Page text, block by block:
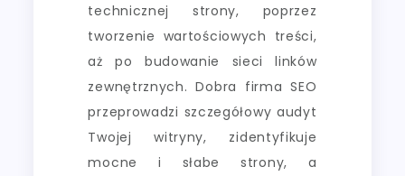
technicznej strony, poprzez
tworzenie wartościowych treści,
aż po budowanie sieci linków
zewnętrznych. Dobra firma SEO
przeprowadzi szczegółowy audyt
Twojej witryny, zidentyfikuje
mocne i słabe strony, a